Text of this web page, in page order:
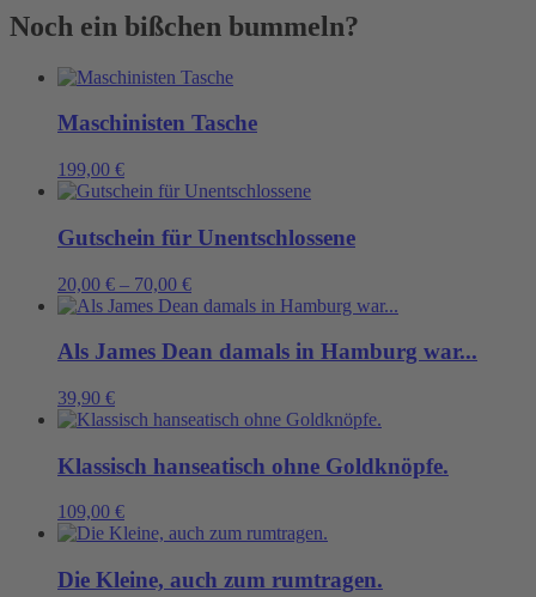
Noch ein bißchen bummeln?
Maschinisten Tasche
199,00 €
Gutschein für Unentschlossene
20,00 € – 70,00 €
Als James Dean damals in Hamburg war...
39,90 €
Klassisch hanseatisch ohne Goldknöpfe.
109,00 €
Die Kleine, auch zum rumtragen.